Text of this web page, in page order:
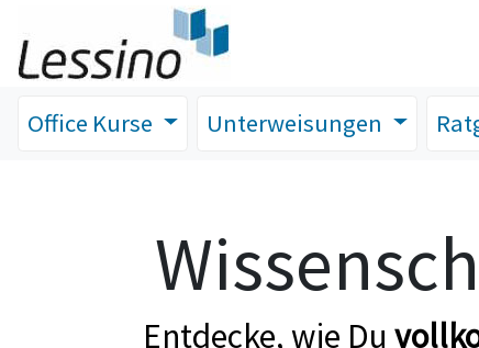
Office Kurse Unterweisungen
Entdecke, wie Du